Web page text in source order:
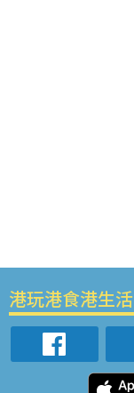
港玩港食港生活